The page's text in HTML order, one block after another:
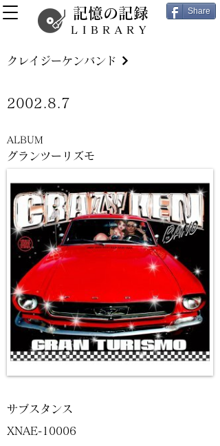
記憶の記録
LIBRARY
Share
グランツーリズモ
クレイジーケンバンド
2002.8.7
ALBUM
サブスタンス
XNAE-10006